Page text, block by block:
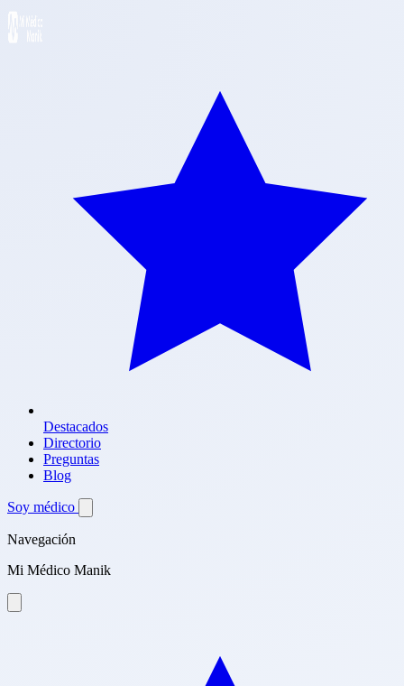
Destacados
Directorio
Preguntas
Blog
Soy médico
Navegación
Mi Médico Manik